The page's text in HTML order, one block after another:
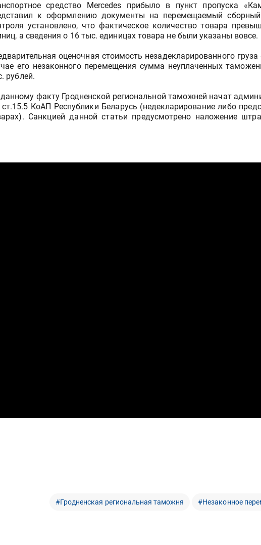
средство Mercedes прибыло в пункт пропуска
к оформлению документы на перемещаемый
установлено, что фактическое количество товара
а сведения о 16 тыс. единицах товара не были указаны вовсе.
оценочная стоимость незадекларированного
его незаконного перемещения сумма неуплаченных
рублей.
факту Гродненской региональной таможней начат
КоАП Республики Беларусь (недекларирование либо
Санкцией данной статьи предусмотрено наложение
#Гродненская региональная таможня #Незаконное